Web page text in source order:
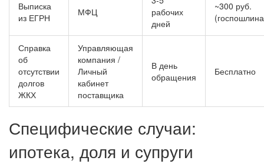
Выписка
из ЕГРН
МФЦ
рабочих
дней
~300 руб.
Справка
об
отсутствии
долгов
ЖКХ
Управляющая
компания /
Личный
кабинет
поставщика
В день
обращения
Бесплатно
Специфические случаи:
ипотека, доля и супруги